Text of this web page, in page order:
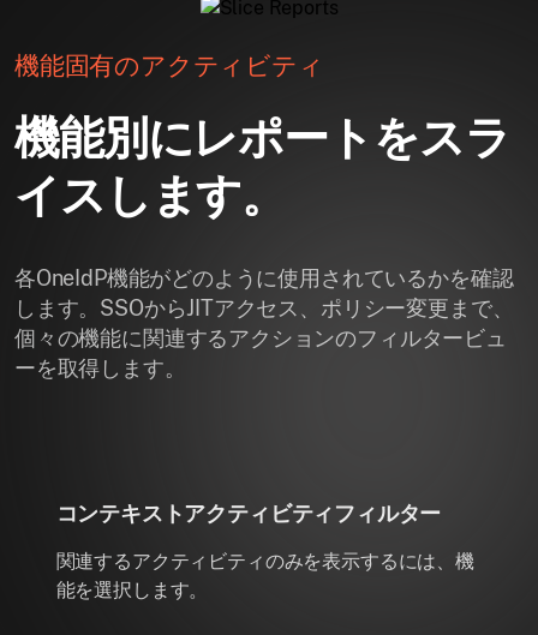
機能固有のアクティビティ
機能別にレポートをスラ
イスします。
各OneIdP機能がどのように使用されているかを確認
します。SSOからJITアクセス、ポリシー変更まで、
個々の機能に関連するアクションのフィルタービュ
ーを取得します。
コンテキストアクティビティフィルター
関連するアクティビティのみを表示するには、機
能を選択します。